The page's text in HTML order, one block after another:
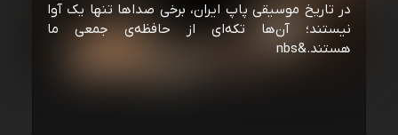
در تاریخ موسیقی پاپ ایران، برخی صداها تنها یک آوا
نیستند؛ آن‌ها تکه‌ای از حافظه‌ی جمعی ما
هستند.&nbs